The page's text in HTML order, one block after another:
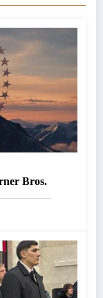
Bros.